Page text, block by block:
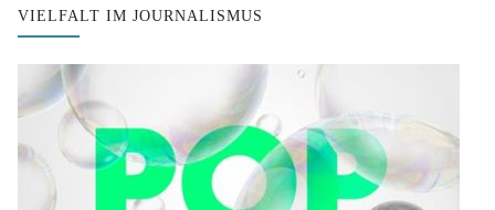
VIELFALT IM JOURNALISMUS